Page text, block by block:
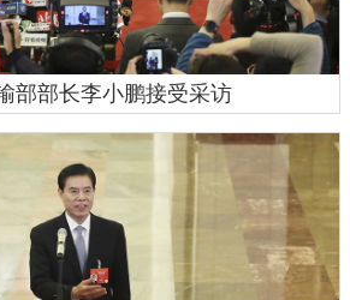
部部长李小鹏接受采访